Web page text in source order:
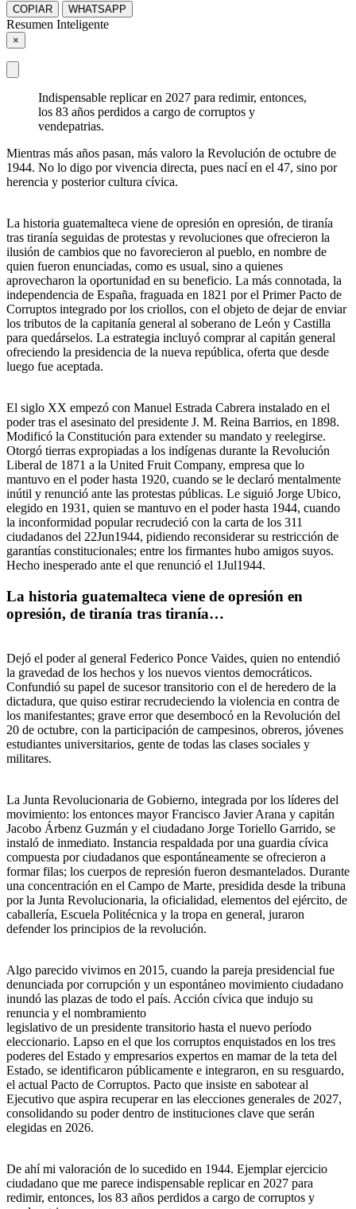
COPIAR WHATSAPP
Resumen Inteligente
×
Indispensable replicar en 2027 para redimir, entonces,
los 83 años perdidos a cargo de corruptos y
vendepatrias.
Mientras más años pasan, más valoro la Revolución de octubre de
1944. No lo digo por vivencia directa, pues nací en el 47, sino por
herencia y posterior cultura cívica.
La historia guatemalteca viene de opresión en opresión, de tiranía
tras tiranía seguidas de protestas y revoluciones que ofrecieron la
ilusión de cambios que no favorecieron al pueblo, en nombre de
quien fueron enunciadas, como es usual, sino a quienes
aprovecharon la oportunidad en su beneficio. La más connotada, la
independencia de España, fraguada en 1821 por el Primer Pacto de
Corruptos integrado por los criollos, con el objeto de dejar de enviar
los tributos de la capitanía general al soberano de León y Castilla
para quedárselos. La estrategia incluyó comprar al capitán general
ofreciendo la presidencia de la nueva república, oferta que desde
luego fue aceptada.
El siglo XX empezó con Manuel Estrada Cabrera instalado en el
poder tras el asesinato del presidente J. M. Reina Barrios, en 1898.
Modificó la Constitución para extender su mandato y reelegirse.
Otorgó tierras expropiadas a los indígenas durante la Revolución
Liberal de 1871 a la United Fruit Company, empresa que lo
mantuvo en el poder hasta 1920, cuando se le declaró mentalmente
inútil y renunció ante las protestas públicas. Le siguió Jorge Ubico,
elegido en 1931, quien se mantuvo en el poder hasta 1944, cuando
la inconformidad popular recrudeció con la carta de los 311
ciudadanos del 22Jun1944, pidiendo reconsiderar su restricción de
garantías constitucionales; entre los firmantes hubo amigos suyos.
Hecho inesperado ante el que renunció el 1Jul1944.
La historia guatemalteca viene de opresión en
opresión, de tiranía tras tiranía…
Dejó el poder al general Federico Ponce Vaides, quien no entendió
la gravedad de los hechos y los nuevos vientos democráticos.
Confundió su papel de sucesor transitorio con el de heredero de la
dictadura, que quiso estirar recrudeciendo la violencia en contra de
los manifestantes; grave error que desembocó en la Revolución del
20 de octubre, con la participación de campesinos, obreros, jóvenes
estudiantes universitarios, gente de todas las clases sociales y
militares.
La Junta Revolucionaria de Gobierno, integrada por los líderes del
movimiento: los entonces mayor Francisco Javier Arana y capitán
Jacobo Árbenz Guzmán y el ciudadano Jorge Toriello Garrido, se
instaló de inmediato. Instancia respaldada por una guardia cívica
compuesta por ciudadanos que espontáneamente se ofrecieron a
formar filas; los cuerpos de represión fueron desmantelados. Durante
una concentración en el Campo de Marte, presidida desde la tribuna
por la Junta Revolucionaria, la oficialidad, elementos del ejército, de
caballería, Escuela Politécnica y la tropa en general, juraron
defender los principios de la revolución.
Algo parecido vivimos en 2015, cuando la pareja presidencial fue
denunciada por corrupción y un espontáneo movimiento ciudadano
inundó las plazas de todo el país. Acción cívica que indujo su
renuncia y el nombramiento
legislativo de un presidente transitorio hasta el nuevo período
eleccionario. Lapso en el que los corruptos enquistados en los tres
poderes del Estado y empresarios expertos en mamar de la teta del
Estado, se identificaron públicamente e integraron, en su resguardo,
el actual Pacto de Corruptos. Pacto que insiste en sabotear al
Ejecutivo que aspira recuperar en las elecciones generales de 2027,
consolidando su poder dentro de instituciones clave que serán
elegidas en 2026.
De ahí mi valoración de lo sucedido en 1944. Ejemplar ejercicio
ciudadano que me parece indispensable replicar en 2027 para
redimir, entonces, los 83 años perdidos a cargo de corruptos y